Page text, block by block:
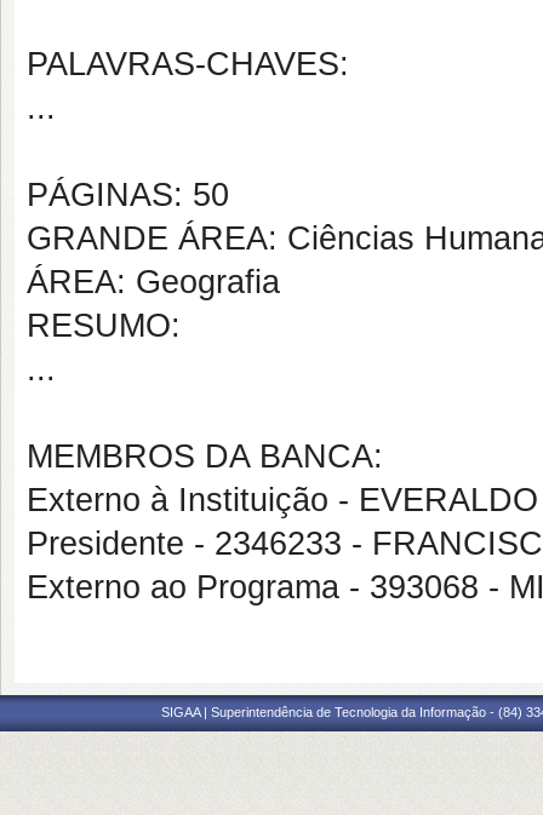
PALAVRAS-CHAVES:
...
PÁGINAS: 50
GRANDE ÁREA: Ciências
ÁREA: Geografia
RESUMO:
...
MEMBROS DA BANCA:
Externo à Instituição -
Presidente - 2346233 -
Externo ao Programa - 393068 -
SIGAA | Superintendência de Tecnologia da Informação - (84)